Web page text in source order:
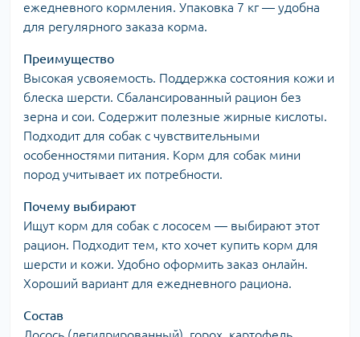
ежедневного кормления. Упаковка 7 кг — удобна
для регулярного заказа корма.
Преимущество
Высокая усвояемость. Поддержка состояния кожи и
блеска шерсти. Сбалансированный рацион без
зерна и сои. Содержит полезные жирные кислоты.
Подходит для собак с чувствительными
особенностями питания. Корм для собак мини
пород учитывает их потребности.
Почему выбирают
Ищут корм для собак с лососем — выбирают этот
рацион. Подходит тем, кто хочет купить корм для
шерсти и кожи. Удобно оформить заказ онлайн.
Хороший вариант для ежедневного рациона.
Состав